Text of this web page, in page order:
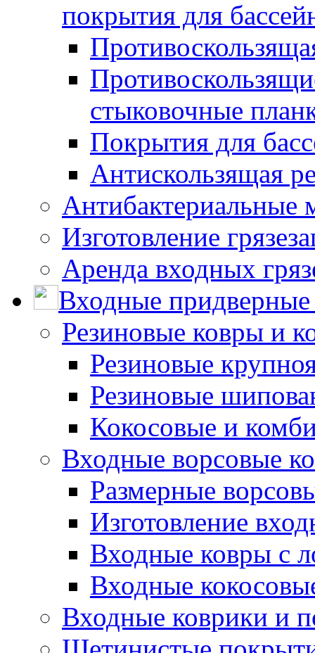
покрытия для
стыковочные
Покрытия для
Антискользящая
Антибактериальные
Изготовление
Аренда входных
Входные
Резиновые ковры и
Резиновые
Резиновые
Кокосовые и
Входные ворсовые
Размерные
Изготовление
Входные ковры с
Входные
Входные коврики и